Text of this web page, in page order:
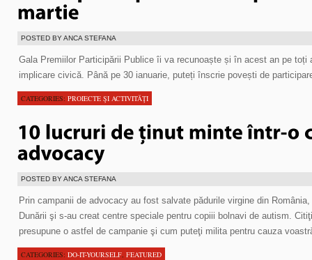
POSTED BY ANCA STEFANA
Gala Premiilor Participării Publice îi va recunoaște și în acest an pe toți
implicare civică. Până pe 30 ianuarie, puteți înscrie povești de
CATEGORIES: PROIECTE ŞI ACTIVITĂŢI
POSTED BY ANCA STEFANA
Prin campanii de advocacy au fost salvate pădurile virgine din
Dunării şi s-au creat centre speciale pentru copiii bolnavi de autism.
presupune o astfel de campanie şi cum puteţi milita pentru cauza
CATEGORIES: DO-IT-YOURSELF, FEATURED